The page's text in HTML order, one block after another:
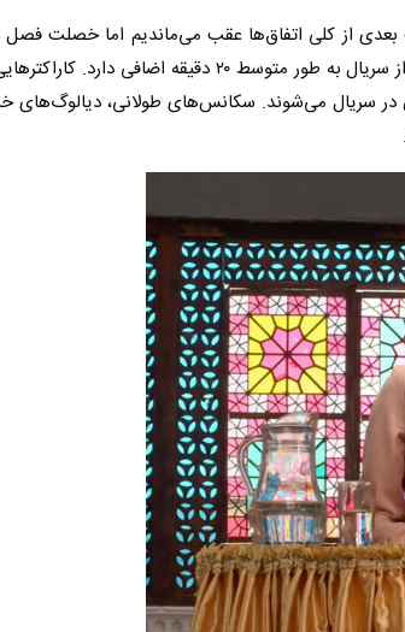
از کلی اتفاق‌ها عقب می‌ماندیم اما خصلت فصل
طوری است که کلا اگر چند قسمت را هم نبینیم، چیزی از دست نداده‌ایم. هر قسمت از سریال به طور متوسط ۲۰ دقیقه اضافی
در سریال می‌شوند. سکانس‌های طولانی، دیالوگ‌های